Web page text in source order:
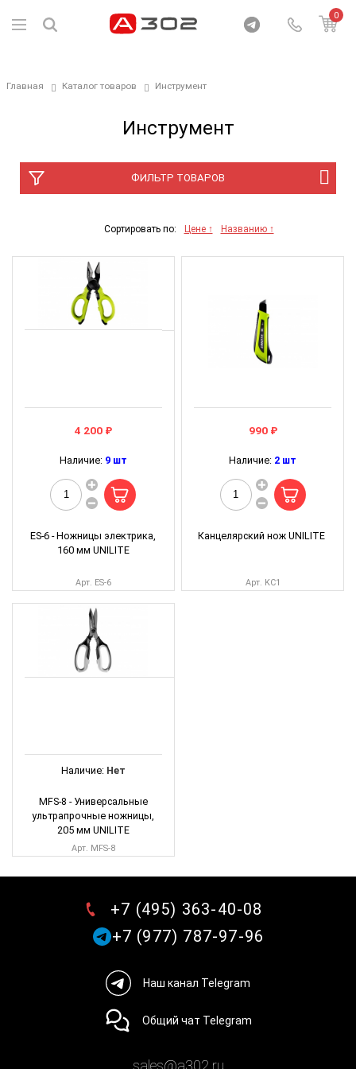
0
Главная Каталог товаров Инструмент
Инструмент
ФИЛЬТР ТОВАРОВ
Сортировать по: Цене ↑ Названию ↑
ES-6 - Ножницы электрика,
160 мм UNILITE
Арт. ES-6
4 200 ₽
Наличие: 9 шт
Канцелярский нож UNILITE
Арт. KC1
990 ₽
Наличие: 2 шт
MFS-8 - Универсальные
ультрапрочные ножницы,
205 мм UNILITE
Арт. MFS-8
Наличие: Нет
+7 (495) 363-40-08
+7 (977) 787-97-96
Наш канал Telegram
Общий чат Telegram
sales@a302.ru